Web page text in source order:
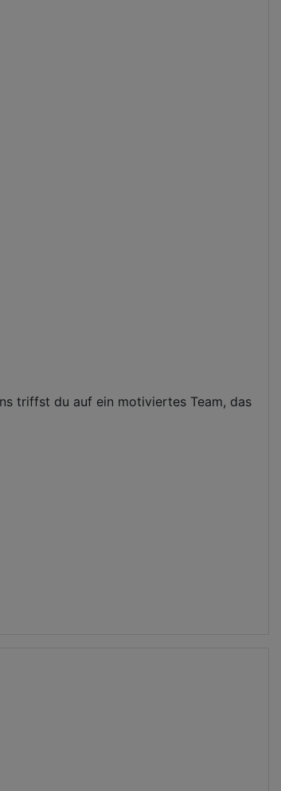
triffst du auf ein motiviertes Team, das